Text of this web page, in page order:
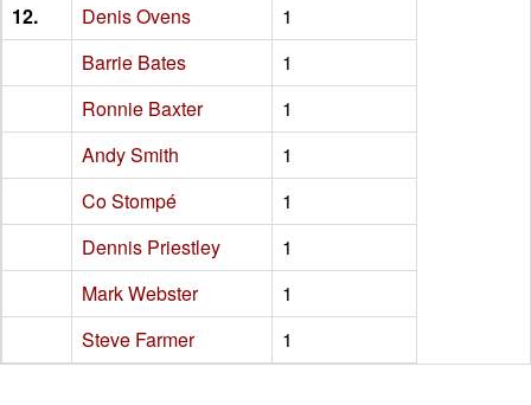
12.
Denis Ovens
1
Barrie Bates
1
Ronnie Baxter
1
Andy Smith
1
Co Stompé
1
Dennis Priestley
1
Mark Webster
1
Steve Farmer
1